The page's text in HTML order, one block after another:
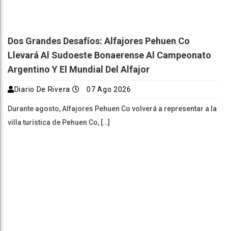
Dos Grandes Desafíos: Alfajores Pehuen Co
Llevará Al Sudoeste Bonaerense Al Campeonato
Argentino Y El Mundial Del Alfajor
Diario De Rivera 07 Ago 2026
Durante agosto, Alfajores Pehuen Co volverá a representar a la
villa turística de Pehuen Co, […]